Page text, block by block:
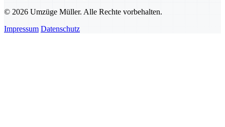
© 2026 Umzüge Müller. Alle Rechte vorbehalten.
Impressum Datenschutz